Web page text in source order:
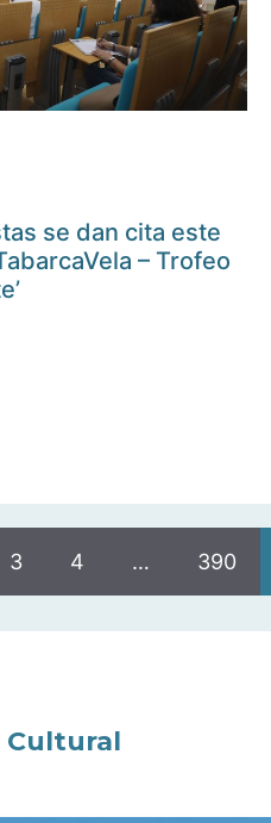
se dan cita este
– Trofeo
3 4 … 390
Cultural